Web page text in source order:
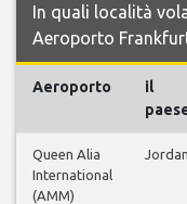
In quali località
Aeroporto
Aeroporto
il
Queen Alia
International
(AMM)
Jordan